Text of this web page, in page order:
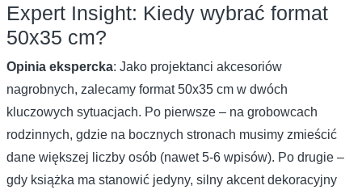
Expert Insight: Kiedy wybrać format
50x35 cm?
Opinia ekspercka: Jako projektanci akcesoriów
nagrobnych, zalecamy format 50x35 cm w dwóch
kluczowych sytuacjach. Po pierwsze – na grobowcach
rodzinnych, gdzie na bocznych stronach musimy zmieścić
dane większej liczby osób (nawet 5-6 wpisów). Po drugie –
gdy książka ma stanowić jedyny, silny akcent dekoracyjny